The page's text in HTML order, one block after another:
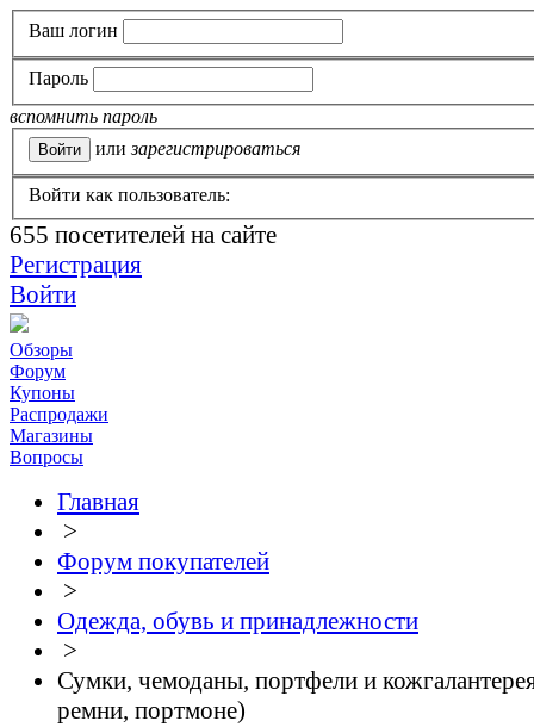
Ваш логин
Пароль
вспомнить пароль
или зарегистрироваться
Войти как пользователь:
655 посетителей на сайте
Регистрация
Войти
Обзоры
Форум
Купоны
Распродажи
Магазины
Вопросы
Главная
>
Форум покупателей
>
Одежда, обувь и принадлежности
>
Сумки, чемоданы, портфели и
ремни, портмоне)